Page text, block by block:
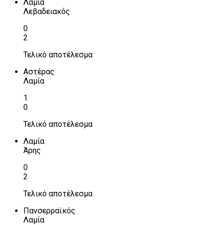
Λαμία
Λεβαδειακός
0
2
Τελικό αποτέλεσμα
Αστέρας
Λαμία
1
0
Τελικό αποτέλεσμα
Λαμία
Άρης
0
2
Τελικό αποτέλεσμα
Πανσερραϊκός
Λαμία